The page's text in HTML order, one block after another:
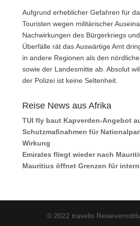
Aufgrund erheblicher Gefahren für
Touristen wegen militärischer
Nachwirkungen des Bürgerkriegs
Überfälle rät das Auswärtige Amt
in andere Regionen als den
sowie der Landesmitte ab. Absolut
der Polizei ist keine Seltenheit.
Reise News aus Afrika
TUI fly baut Kapverden-Angebot
Schutzmaßnahmen für
Wirkung
Emirates fliegt wieder nach
Mauritius öffnet Grenzen für
© 2022 travelio